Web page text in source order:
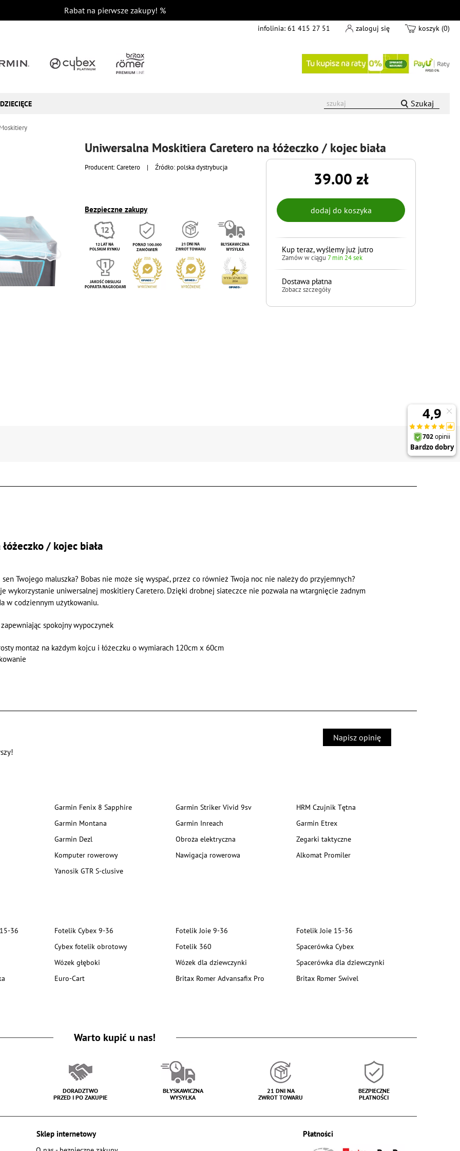
Rabat na pierwsze zakupy! %
infolinia: 61 415 27 51 zaloguj się koszyk (0)
Szukaj
Uniwersalna Moskitiera Caretero na łóżeczko / kojec biała
Producent:Caretero | Źródło: polska dystrybucja
Bezpieczne zakupy
39.00 zł
Kup teraz, wyślemy już jutro
Zamów w ciągu7 min 23 sek
Dostawa płatna
Zobacz szczegóły
/ kojec biała
Twojego maluszka? Bobas nie może się wyspać, przez co również Twoja noc nie należy do przyjemnych?
wykorzystanie uniwersalnej moskitiery Caretero. Dzięki drobnej siateczce nie pozwala na wtargnięcie żadnym
w codziennym użytkowaniu.
spokojny wypoczynek
montaż na każdym kojcu i łóżeczku o wymiarach 120cm x 60cm
Napisz opinię
Garmin Fenix 8 Sapphire Garmin Striker Vivid 9sv
HRM Czujnik Tętna
Garmin Montana
Garmin Inreach
Garmin Etrex
Garmin Dezl
Obroża elektryczna
Zegarki taktyczne
Komputer rowerowy
Nawigacja rowerowa
Alkomat Promiler
Yanosik GTR S-clusive
36 Fotelik Cybex 9-36 Fotelik Joie 9-36
Fotelik Joie 15-36
Cybex fotelik obrotowy
Fotelik 360
Spacerówka Cybex
Wózek głęboki
Wózek dla dziewczynki
Spacerówka dla dziewczynki
Euro-Cart Britax Romer Advansafix Pro Britax Romer Swivel
Warto kupić u nas!
DORADZTWO
PRZED I PO ZAKUPIE
BŁYSKAWICZNA
WYSYŁKA
21 DNI NA
ZWROT TOWARU
BEZPIECZNE
PŁATNOŚCI
Sklep internetowy Płatności